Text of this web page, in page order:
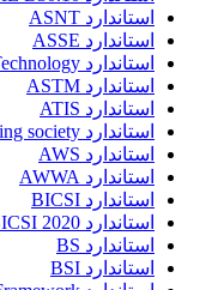
استاندارد ASNT
استاندارد ASSE
استاندارد Association for Iron Steel Technology
استاندارد ASTM
استاندارد ATIS
استاندارد Audio Engineering society
استاندارد AWS
استاندارد AWWA
استاندارد BICSI
استاندارد BICSI 2020
استاندارد BS
استاندارد BSI